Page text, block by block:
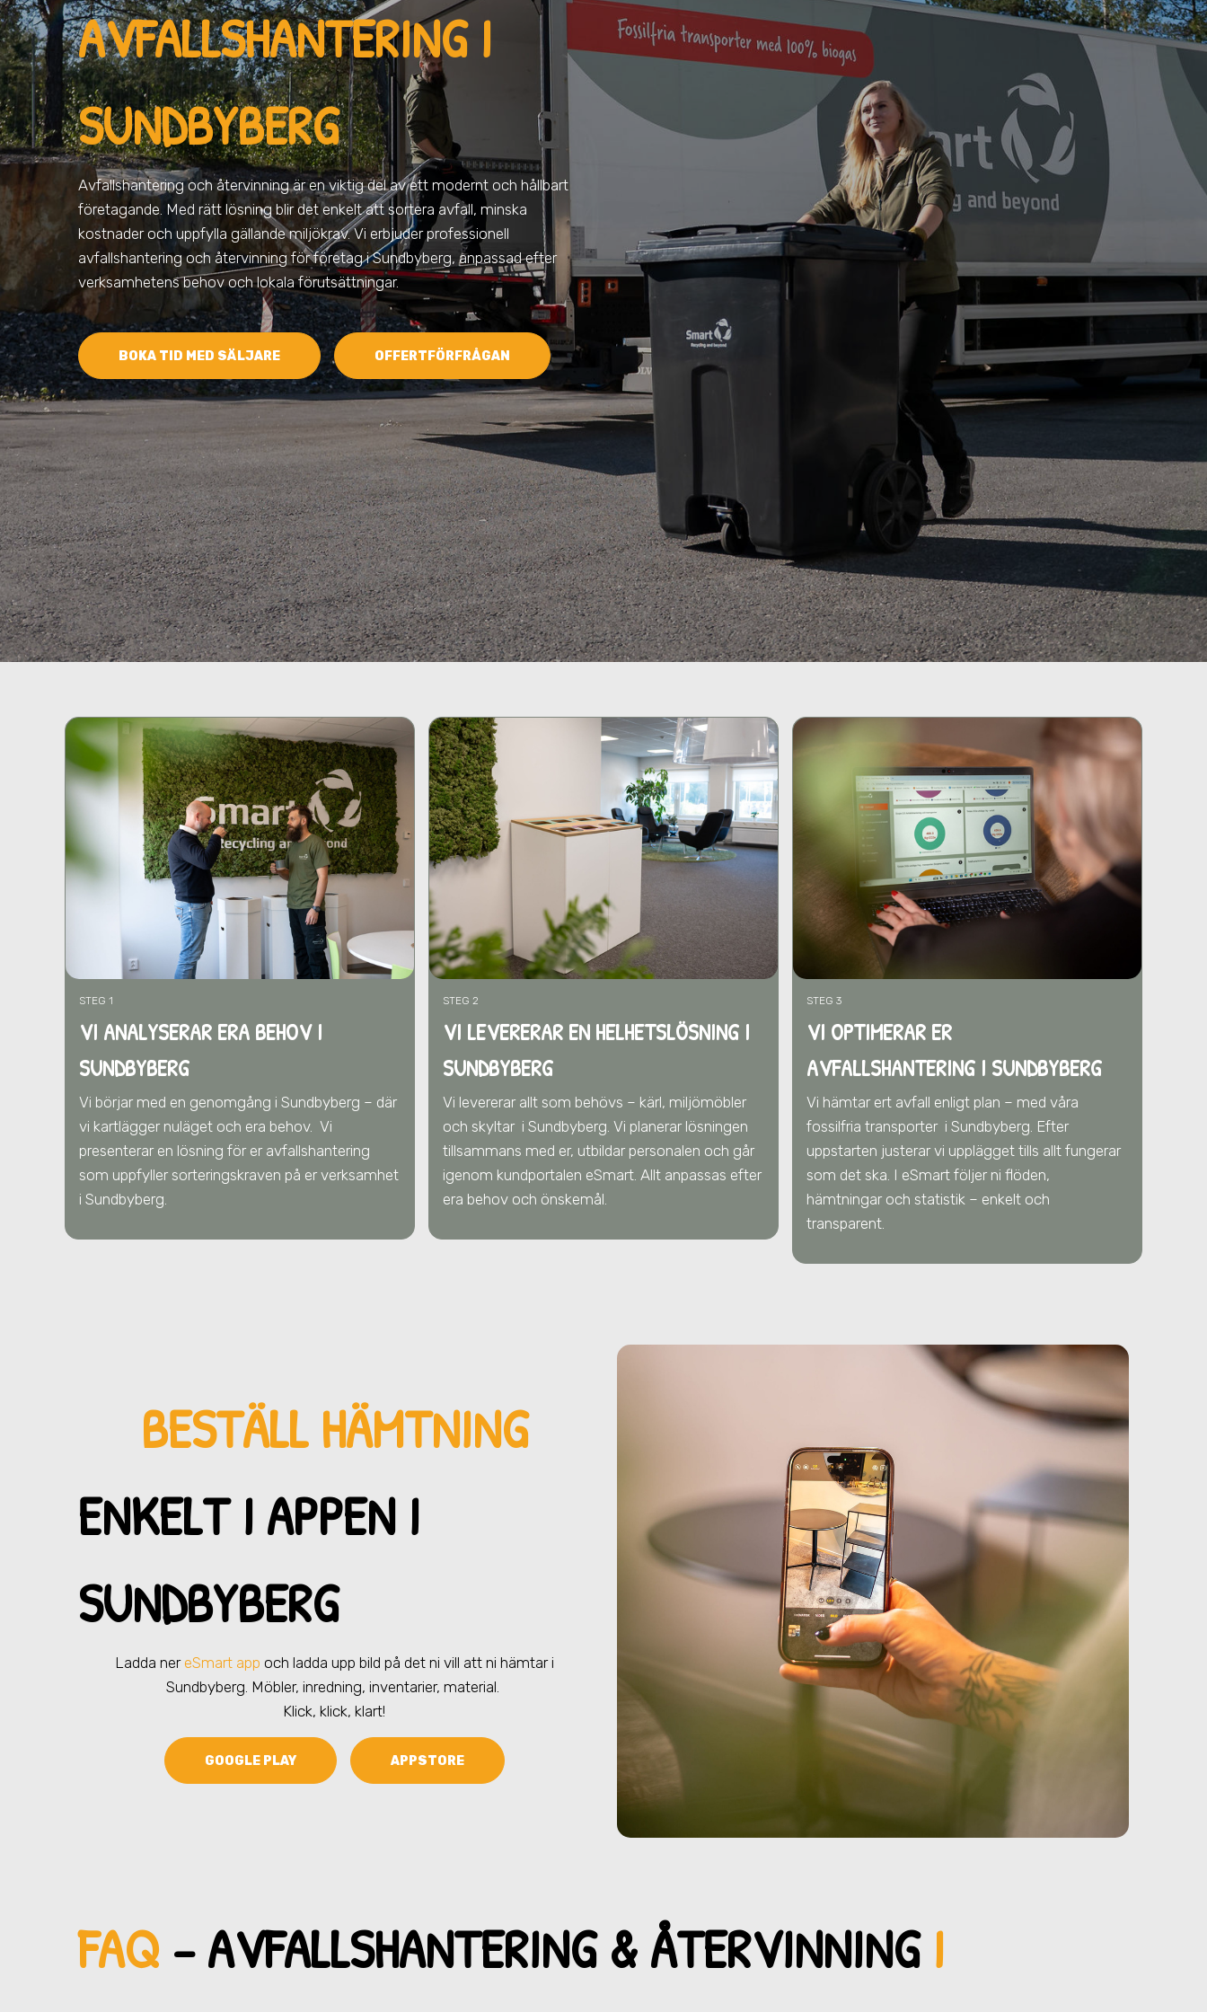
AVFALLSHANTERING I
SUNDBYBERG
Avfallshantering och återvinning är en viktig del av ett modernt och hållbart
företagande. Med rätt lösning blir det enkelt att sortera avfall, minska
kostnader och uppfylla gällande miljökrav. Vi erbjuder professionell
avfallshantering och återvinning för företag i Sundbyberg, anpassad efter
verksamhetens behov och lokala förutsättningar.
BOKA TID MED SÄLJARE OFFERTFÖRFRÅGAN
STEG 1
VI ANALYSERAR ERA BEHOV I
SUNDBYBERG
Vi börjar med en genomgång i Sundbyberg – där
vi kartlägger nuläget och era behov. Vi
presenterar en lösning för er avfallshantering
som uppfyller sorteringskraven på er verksamhet
i Sundbyberg.
STEG 2
VI LEVERERAR EN HELHETSLÖSNING I
SUNDBYBERG
Vi levererar allt som behövs – kärl, miljömöbler
och skyltar i Sundbyberg. Vi planerar lösningen
tillsammans med er, utbildar personalen och går
igenom kundportalen eSmart. Allt anpassas efter
era behov och önskemål.
STEG 3
VI OPTIMERAR ER
AVFALLSHANTERING I SUNDBYBERG
Vi hämtar ert avfall enligt plan – med våra
fossilfria transporter i Sundbyberg. Efter
uppstarten justerar vi upplägget tills allt fungerar
som det ska. I eSmart följer ni flöden,
hämtningar och statistik – enkelt och
transparent.
BESTÄLL HÄMTNING
ENKELT I APPEN I
SUNDBYBERG
Ladda ner eSmart app och ladda upp bild på det ni vill att ni hämtari
Sundbyberg. Möbler, inredning, inventarier, material.
Klick, klick, klart!
GOOGLE PLAY APPSTORE
FAQ– AVFALLSHANTERING & ÅTERVINNINGI